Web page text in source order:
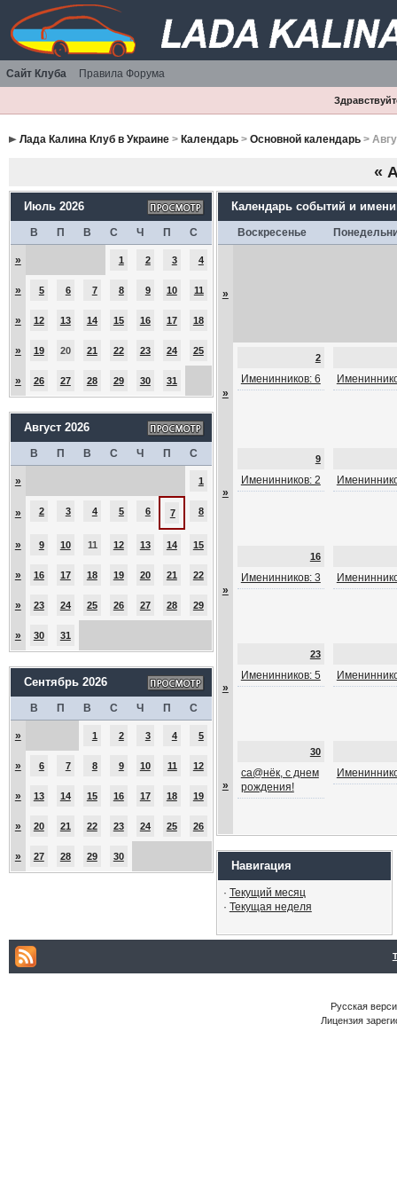
Сайт Клуба Правила Форума
Лада Калина Клуб в Украине> Календарь> Основной календарь>
«
Июль 2026
В П В С Ч П С
» 1 2 3 4
» 5 6 7 8 9 10 11
» 12 13 14 15 16 17 18
» 19 20 21 22 23 24 25
» 26 27 28 29 30 31
Август 2026
В П В С Ч П С
» 1
» 2 3 4 5 6 7 8
» 9 10 11 12 13 14 15
» 16 17 18 19 20 21 22
» 23 24 25 26 27 28 29
» 30 31
Сентябрь 2026
В П В С Ч П С
» 1 2 3 4 5
» 6 7 8 9 10 11 12
» 13 14 15 16 17 18 19
» 20 21 22 23 24 25 26
» 27 28 29 30
Календарь событий и
Воскресенье
»
»
2
Именинников: 6
»
9
Именинников: 2
»
16
Именинников: 3
»
23
Именинников: 5
»
30
са@нёк, с днем
рождения!
Навигация
· Текущий месяц
· Текущая неделя
Русская
Лицензия